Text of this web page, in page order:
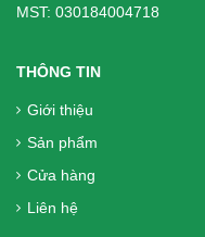
MST: 030184004718
THÔNG TIN
Giới thiệu
Sản phẩm
Cửa hàng
Liên hệ